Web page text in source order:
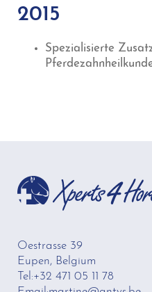
2015
Spezialisierte
Oestrasse 39
Eupen, Belgium
Tel:+32 471 05 11 78